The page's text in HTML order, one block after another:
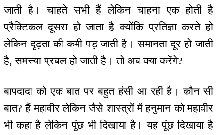
जाती है। चाहते सभी हैं लेकिन चाहना एक होती है
प्रैक्टिकल दूसरा हो जाता है क्योंकि प्रतिज्ञा करते हो
लेकिन दृढ़ता की कमी पड़ जाती है। समानता दूर हो जाती
है, समस्या प्रबल हो जाती है। तो अब क्या करेंगे?
बापदादा को एक बात पर बहुत हंसी आ रही है। कौन सी
बात? हैं महावीर लेकिन जैसे शास्त्रों में हनुमान को महावीर
भी कहा है लेकिन पूंछ भी दिखाया है। यह पूंछ दिखाया है